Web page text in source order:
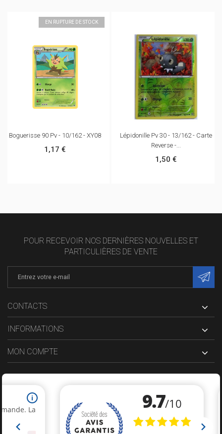
EN RUPTURE DE STOCK
Boguerisse 90 Pv - 10/162 - XY08
1,17 €
Lépidonille Pv 30 - 13/162 - Carte
Reverse -...
1,50 €
POUR RECEVOIR NOS DERNIÈRES NOUVELLES ET
PARTICULIÈRES DE VENTE
CONTACTS
INFORMATIONS
MON COMPTE